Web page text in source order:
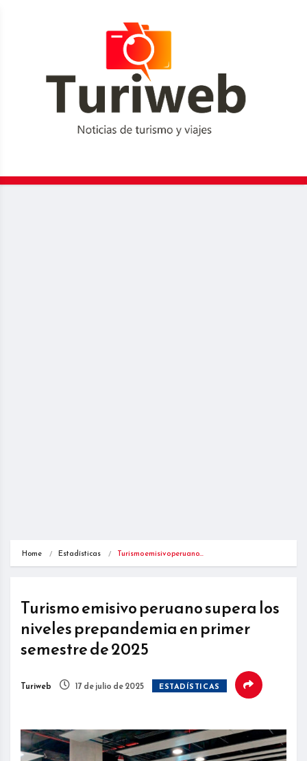
Home Estadísticas Turismo emisivo peruano…
Turismo emisivo peruano supera los
niveles prepandemia en primer
semestre de 2025
Turiweb 17 de julio de 2025 ESTADÍSTICAS